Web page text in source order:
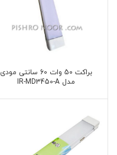
براکت 50 وات 60 سانتی مودی
مدل IR-MD3450-A